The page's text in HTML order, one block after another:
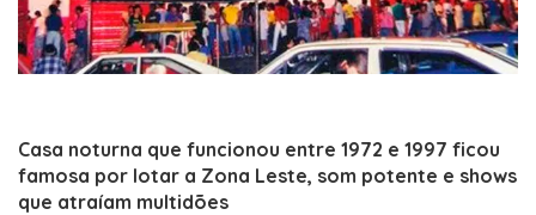
Casa noturna que funcionou entre 1972 e 1997 ficou
famosa por lotar a Zona Leste, som potente e shows
que atraíam multidões